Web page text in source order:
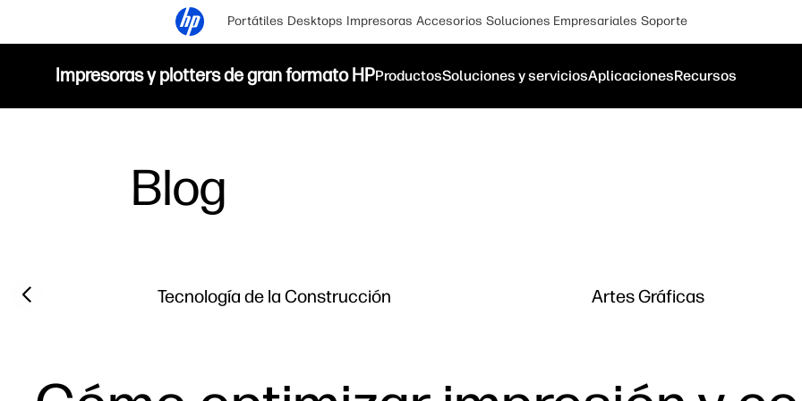
Portátiles Desktops Impresoras Accesorios Soluciones Empresariales Soporte
Impresoras y plotters de gran formato HPProductosSoluciones y serviciosAplicacionesRecursos
Blog
Filter category
Tecnología de la Construcción Artes Gráficas
Previous slide